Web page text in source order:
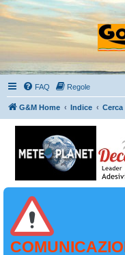
FAQ Regole
G&M Home Indice Cerca